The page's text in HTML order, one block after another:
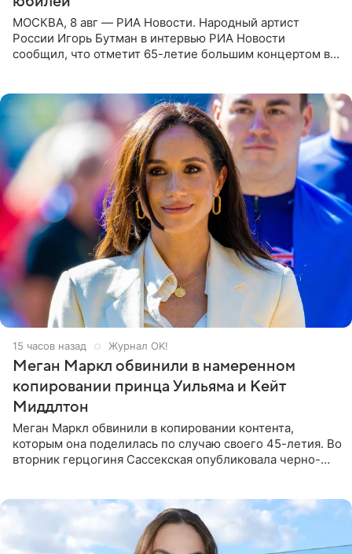
МОСКВА, 8 авг — РИА Новости. Народный артист
России Игорь Бутман в интервью РИА Новости
сообщил, что отметит 65-летие большим концертом в
15 часов назад Журнал OK!
Меган Маркл обвинили в намеренном
копировании принца Уильяма и Кейт
Миддлтон
Меган Маркл обвинили в копировании контента,
которым она поделилась по случаю своего 45-летия. Во
вторник герцогиня Сассекская опубликовала черно-